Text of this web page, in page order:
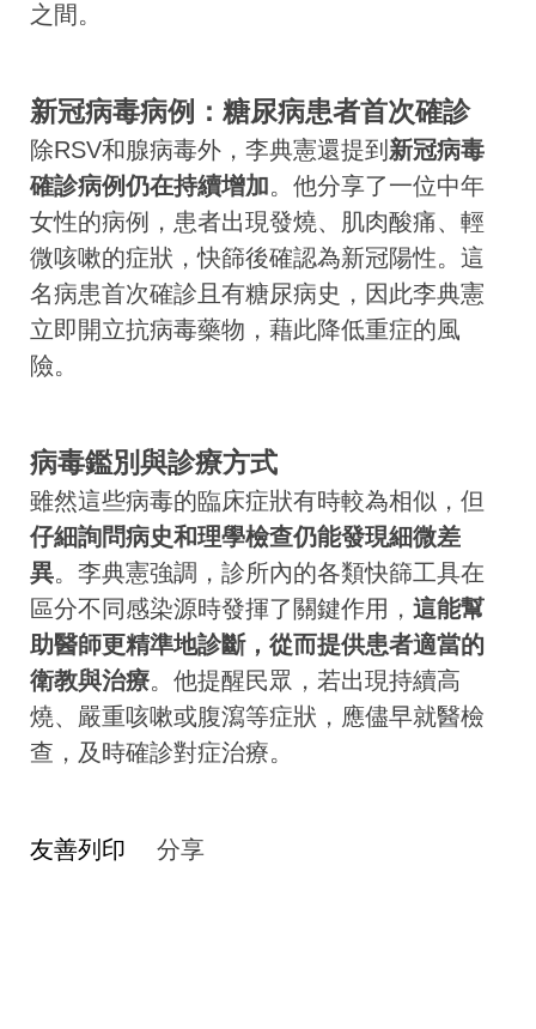
之間。
新冠病毒病例：糖尿病患者首次確診
除RSV和腺病毒外，李典憲還提到 新冠病毒
確診病例仍在持續增加。他分享了一位中年
女性的病例，患者出現發燒、肌肉酸痛、輕
微咳嗽的症狀，快篩後確認為新冠陽性。這
名病患首次確診且有糖尿病史，因此李典憲
立即開立抗病毒藥物，藉此降低重症的風
險。
病毒鑑別與診療方式
雖然這些病毒的臨床症狀有時較為相似，但
仔細詢問病史和理學檢查仍能發現細微差
異。李典憲強調，診所內的各類快篩工具在
區分不同感染源時發揮了關鍵作用， 這能幫
助醫師更精準地診斷，從而提供患者適當的
衛教與治療。他提醒民眾，若出現持續高
燒、嚴重咳嗽或腹瀉等症狀，應儘早就醫檢
查，及時確診對症治療。
友善列印 分享